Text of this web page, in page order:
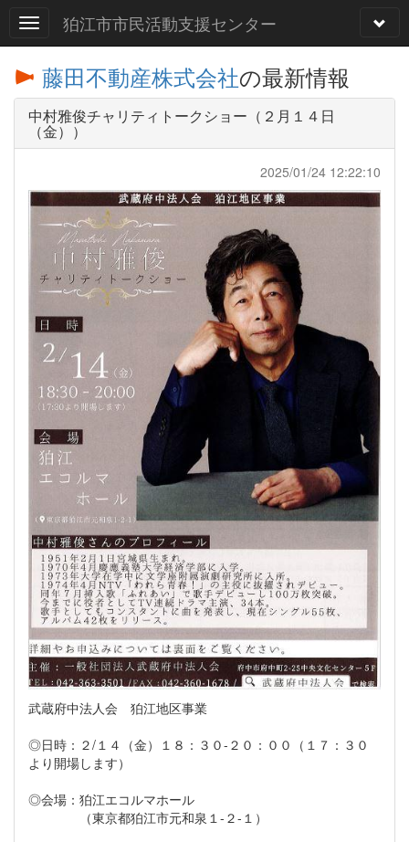
狛江市市民活動支援センター
藤田不動産株式会社の最新情報
中村雅俊チャリティトークショー（２月１４日
（金））
2025/01/24 12:22:10
武蔵府中法人会 狛江地区事業
◎日時：２/１４（金）１８：３０-２０：００（１７：３０
より開場します）
◎会場：狛江エコルマホール
（東京都狛江市元和泉１-２-１）